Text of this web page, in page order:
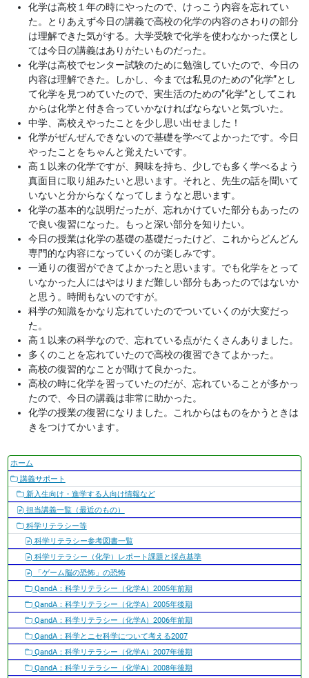
化学は高校１年の時にやったので、けっこう内容を忘れてい
た。とりあえず今日の講義で高校の化学の内容のさわりの部分
は理解できた気がする。大学受験で化学を使わなかった僕とし
ては今日の講義はありがたいものだった。
化学は高校でセンター試験のために勉強していたので、今日の
内容は理解できた。しかし、今までは私見のための”化学”とし
て化学を見つめていたので、実生活のための”化学”としてこれ
からは化学と付き合っていかなければならないと気づいた。
中学、高校えやったことを少し思い出せました！
化学がぜんぜんできないので基礎を学べてよかったです。今日
やったことをちゃんと覚えたいです。
高１以来の化学ですが、興味を持ち、少しでも多く学べるよう
真面目に取り組みたいと思います。それと、先生の話を聞いて
いないと分からなくなってしまうなと思います。
化学の基本的な説明だったが、忘れかけていた部分もあったの
で良い復習になった。もっと深い部分を知りたい。
今日の授業は化学の基礎の基礎だったけど、これからどんどん
専門的な内容になっていくのが楽しみです。
一通りの復習ができてよかったと思います。でも化学をとって
いなかった人にはやはりまだ難しい部分もあったのではないか
と思う。時間もないのですが。
科学の知識をかなり忘れていたのでついていくのが大変だっ
た。
高１以来の科学なので、忘れている点がたくさんありました。
多くのことを忘れていたので高校の復習できてよかった。
高校の復習的なことが聞けて良かった。
高校の時に化学を習っていたのだが、忘れていることが多かっ
たので、今日の講義は非常に助かった。
化学の授業の復習になりました。これからはものをかうときは
きをつけてかいます。
ナ
ビ
ゲ
ー
シ
ョ
ン
ホーム
講義サポート
新入生向け・進学する人向け情報など
担当講義一覧（最近のもの）
科学リテラシー等
科学リテラシー参考図書一覧
科学リテラシー（化学）レポート課題と採点基準
「ゲーム脳の恐怖」の恐怖
QandA：科学リテラシー（化学A）2005年前期
QandA：科学リテラシー（化学A）2005年後期
QandA：科学リテラシー（化学A）2006年前期
QandA：科学とニセ科学について考える2007
QandA：科学リテラシー（化学A）2007年後期
QandA：科学リテラシー（化学A）2008年後期